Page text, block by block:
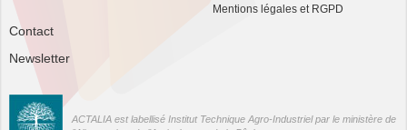
Mentions légales et RGPD
Contact
Newsletter
ACTALIA est labellisé Institut Technique Agro-Industriel par le ministère de